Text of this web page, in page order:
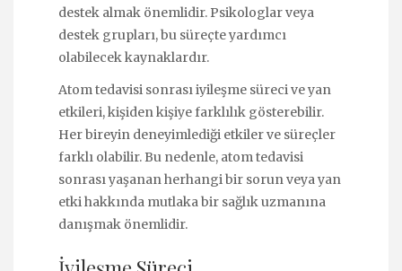
destek almak önemlidir. Psikologlar veya
destek grupları, bu süreçte yardımcı
olabilecek kaynaklardır.
Atom tedavisi sonrası iyileşme süreci ve yan
etkileri, kişiden kişiye farklılık gösterebilir.
Her bireyin deneyimlediği etkiler ve süreçler
farklı olabilir. Bu nedenle, atom tedavisi
sonrası yaşanan herhangi bir sorun veya yan
etki hakkında mutlaka bir sağlık uzmanına
danışmak önemlidir.